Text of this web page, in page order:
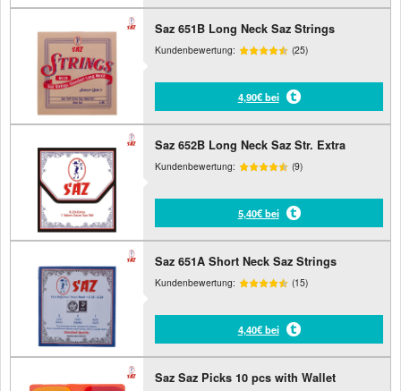
Saz 651B Long Neck Saz Strings
Kundenbewertung: (25)
4,90€ bei
Saz 652B Long Neck Saz Str. Extra
Kundenbewertung: (9)
5,40€ bei
Saz 651A Short Neck Saz Strings
Kundenbewertung: (15)
4,40€ bei
Saz Saz Picks 10 pcs with Wallet